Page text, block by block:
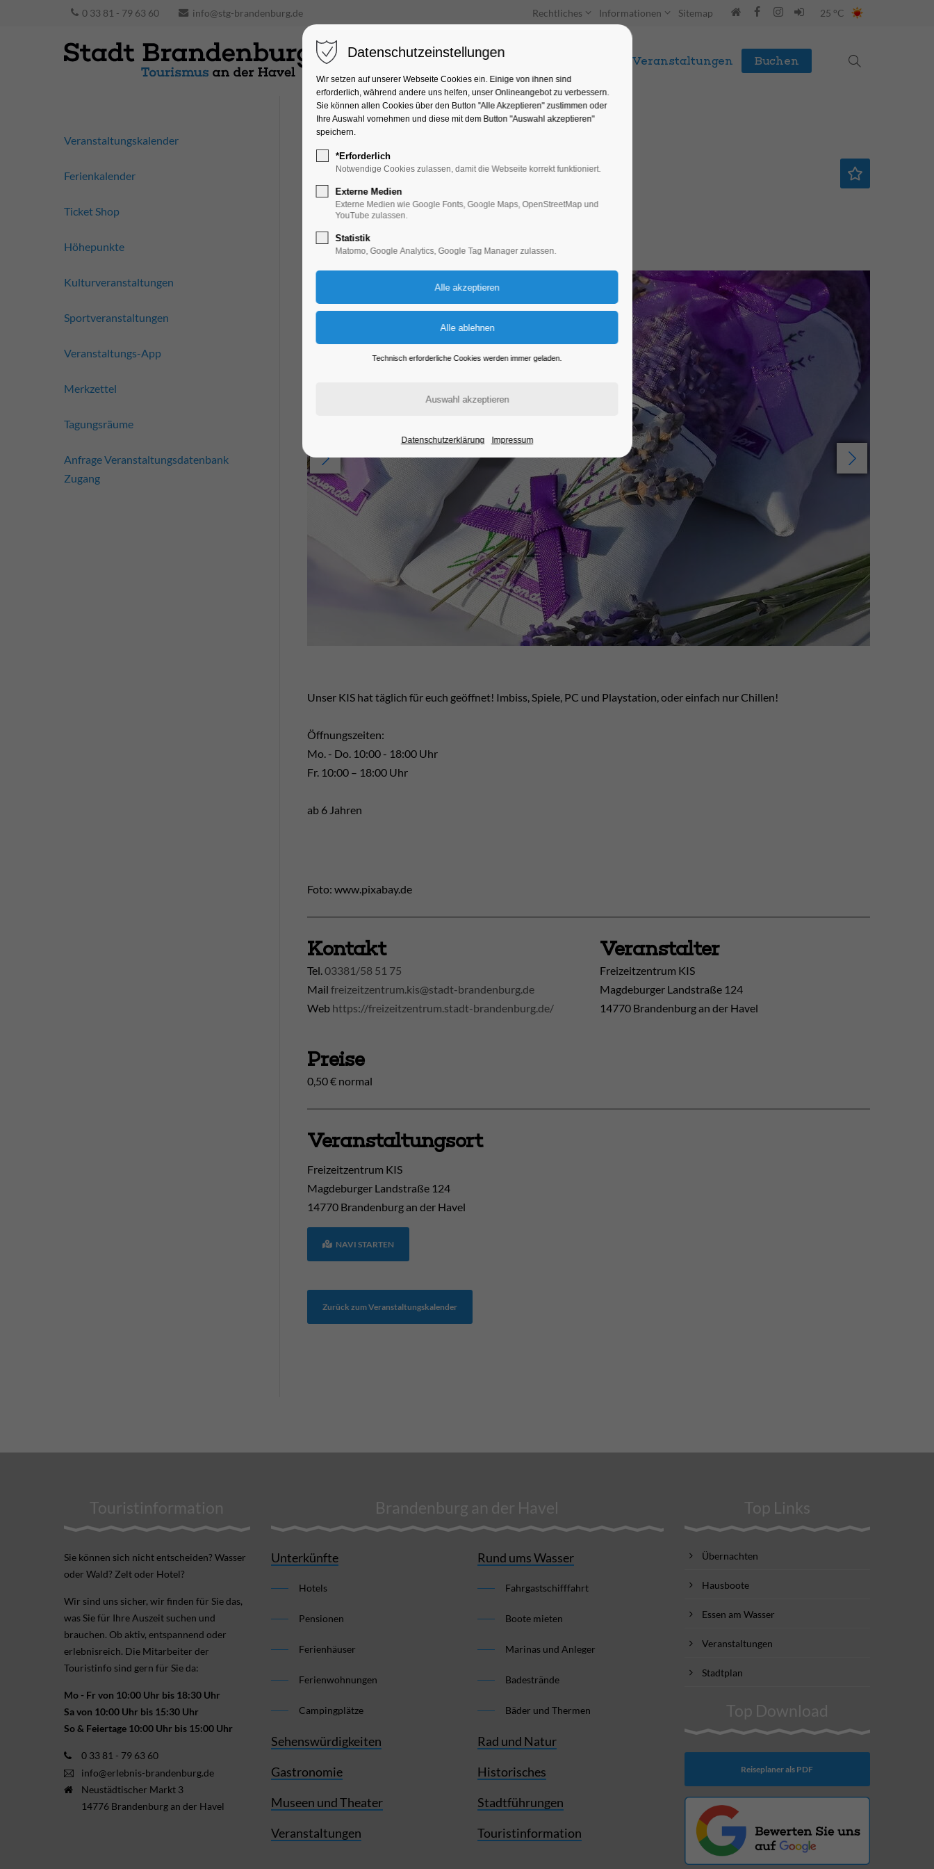
0 33 81 - 79 63 60 info@stg-brandenburg.de Rechtliches Informationen Sitemap 25 °C
Unterkünfte Entdecken & Erleben Veranstaltungen Buchen
KIS- Nähstübchen!
Ferienkalender
17.07.2026, 11:00–17:00
Unser KIS hat täglich für euch geöffnet! Imbiss, Spiele, PC und Playstation, oder einfach nur Chillen!
Öffnungszeiten:
Mo. - Do. 10:00 - 18:00 Uhr
Fr. 10:00 – 18:00 Uhr
ab 6 Jahren
Foto: www.pixabay.de
Kontakt
Tel. 03381/58 51 75
Mail freizeitzentrum.kis@stadt-brandenburg.de
Web https://freizeitzentrum.stadt-brandenburg.de/
Veranstalter
Freizeitzentrum KIS
Magdeburger Landstraße 124
14770 Brandenburg an der Havel
Preise
0,50 € normal
Veranstaltungsort
Freizeitzentrum KIS
Magdeburger Landstraße 124
14770 Brandenburg an der Havel
NAVI STARTEN
Zurück zum Veranstaltungskalender
Veranstaltungskalender
Ferienkalender
Ticket Shop
Höhepunkte
Kulturveranstaltungen
Sportveranstaltungen
Veranstaltungs-App
Merkzettel
Tagungsräume
Anfrage Veranstaltungsdatenbank
Zugang
Touristinformation
Sie können sich nicht ent­scheiden? Wasser
oder Wald? Zelt oder Hotel?
Wir sind uns sicher, wir finden für Sie das,
was Sie für Ihre Aus­zeit suchen und
brauchen. Ob aktiv, ent­spannend oder
erlebnis­reich. Die Mitarbeiter der
Touristinfo sind gern für Sie da:
Mo - Fr von 10:00 Uhr bis 18:30 Uhr
Sa von 10:00 Uhr bis 15:30 Uhr
So & Feiertage 10:00 Uhr bis 15:00 Uhr
0 33 81 - 79 63 60
info@erlebnis-brandenburg.de
Neustädtischer Markt 3
14776 Brandenburg an der Havel
Brandenburg an der Havel
Unterkünfte
Hotels
Pensionen
Ferienhäuser
Ferienwohnungen
Campingplätze
Sehenswürdigkeiten
Gastronomie
Museen und Theater
Veranstaltungen
Rund ums Wasser
Fahrgastschifffahrt
Boote mieten
Marinas und Anleger
Badestrände
Bäder und Thermen
Rad und Natur
Historisches
Stadtführungen
Touristinformation
Top Links
Übernachten
Hausboote
Essen am Wasser
Veranstaltungen
Stadtplan
Top Download
Reiseplaner als PDF
Datenschutzeinstellungen
Wir setzen auf unserer Webseite Cookies ein. Einige von ihnen sind
erforderlich, während andere uns helfen, unser Onlineangebot zu verbessern.
Sie können allen Cookies über den Button "Alle Akzeptieren" zustimmen oder
Ihre Auswahl vornehmen und diese mit dem Button "Auswahl akzeptieren"
speichern.
*Erforderlich
Notwendige Cookies zulassen, damit die Webseite korrekt funktioniert.
Externe Medien
Externe Medien wie Google Fonts, Google Maps, OpenStreetMap und
YouTube zulassen.
Statistik
Matomo, Google Analytics, Google Tag Manager zulassen.
Technisch erforderliche Cookies werden immer geladen.
Datenschutzerklärung Impressum